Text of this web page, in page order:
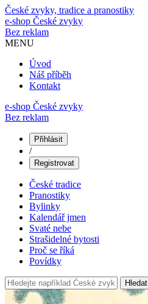
České zvyky, tradice a pranostiky
e-shop České zvyky
Bez reklam
MENU
Úvod
Náš příběh
Kontakt
e-shop České zvyky
Bez reklam
Přihlásit
/
Registrovat
České tradice
Pranostiky
Bylinky
Kalendář jmen
Svaté nebe
Strašidelné bytosti
Proč se říká
Povídky
Hledat